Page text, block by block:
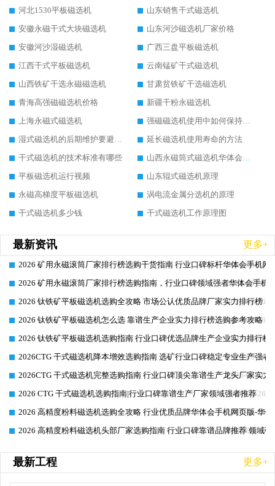
河北1530平板磁选机
山东销售干式磁选机
安徽永磁干式大块磁选机
山东河沙磁选机厂家价格
安徽河沙湿磁选机
广西三盘平板磁选机
江西干式平板磁选机
云南锰矿干式磁选机
山西铁矿干选永磁磁选机
甘肃贫铁矿干选磁选机
青海高强磁磁选机价格
新疆干粉永磁选机
上海永磁式磁选机
延长磁选机使用寿命的方法
干式磁选机的技术标准有哪些
平板磁选机运行视频
山东辊式磁选机原理
永磁高梯度平板磁选机
涡电流金属分选机的原理
干式磁选机多少钱
干式磁选机工作原理图
最新资讯 更多+
2026-06-26
2026 矿用永磁滚筒厂家排行榜选购干货指南 行业口碑标杆华体会手机网
2026-06-26
2026 矿用永磁滚筒厂家排行榜选购指南，行业口碑领域强者华体会手机
2026-06-26
2026 钛铁矿平板磁选机选购全攻略 市场公认优质品牌厂家实力排行榜
2026-06-26
2026 钛铁矿平板磁选机怎么选 靠谱生产企业实力排行榜选购参考攻略
2026-06-26
2026 钛铁矿平板磁选机选购指南 行业口碑优选品牌生产企业实力排行榜
2026-06-26
2026CTG 干式磁选机降本增效选购指南 选矿行业口碑稳定专业生产强者
2026-06-26
2026CTG 干式磁选机完整选购指南 行业口碑顶尖靠谱生产龙头厂家实力
2026-06-26
2026 CTG 干式磁选机选购指南|行业口碑靠谱生产厂家领域强者推荐
2026-06-26
2026 高精度粉料磁选机选购全攻略 行业优质品牌华体会手机网页版-华
2026-06-26
2026 高精度粉料磁选机头部厂家选购指南 行业口碑靠谱品牌推荐 领域
最新工程 更多+